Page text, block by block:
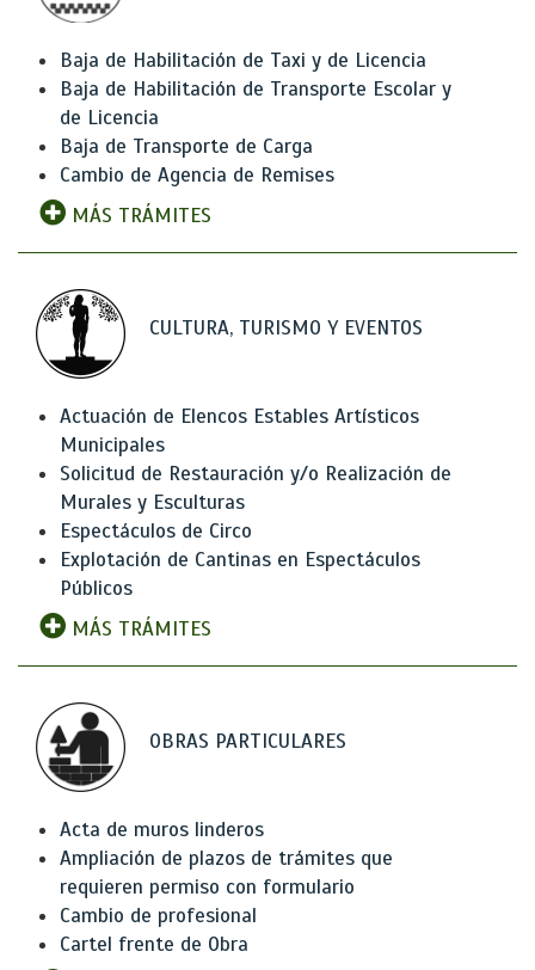
Baja de Habilitación de Taxi y de Licencia
Baja de Habilitación de Transporte Escolar y
de Licencia
Baja de Transporte de Carga
Cambio de Agencia de Remises
MÁS TRÁMITES
CULTURA, TURISMO Y EVENTOS
Actuación de Elencos Estables Artísticos
Municipales
Solicitud de Restauración y/o Realización de
Murales y Esculturas
Espectáculos de Circo
Explotación de Cantinas en Espectáculos
Públicos
MÁS TRÁMITES
OBRAS PARTICULARES
Acta de muros linderos
Ampliación de plazos de trámites que
requieren permiso con formulario
Cambio de profesional
Cartel frente de Obra